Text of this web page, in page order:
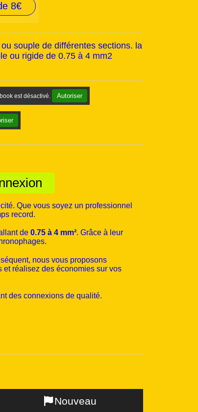
8€
souple de différentes sections. la
ou rigide de 0.75 à 4 mm2
est désactivé. Autoriser
Que vous soyez un professionnel
record.
de 0.75 à 4 mm². Grâce à leur
nous vous proposons
et réalisez des économies sur vos
des connexions de qualité.